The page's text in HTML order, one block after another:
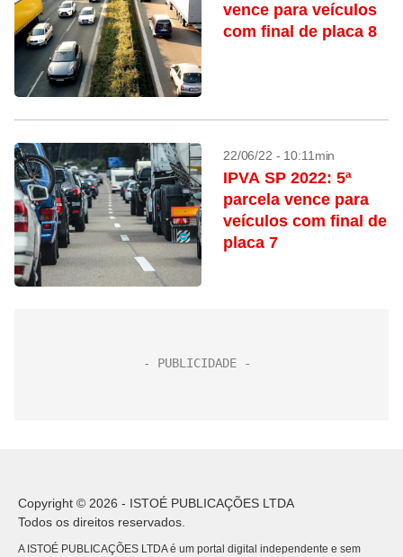
vence para veículos
com final de placa 8
22/06/22 - 10:11min
IPVA SP 2022: 5ª
parcela vence para
veículos com final de
placa 7
Copyright © 2026 - ISTOÉ PUBLICAÇÕES LTDA
Todos os direitos reservados.
A ISTOÉ PUBLICAÇÕES LTDA é um portal digital independente e sem